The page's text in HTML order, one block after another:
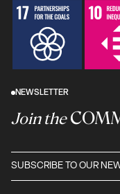
NEWSLETTER
Join the
SUBSCRIBE TO OUR